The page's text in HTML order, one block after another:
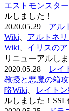
エストモンスタ
ルしました！
2020.05.29 アル
Wiki
アルトネ
Wiki
イリスの
リニューアルしま
2020.05.28
レイ
教授と悪魔の箱
略Wiki
レイト
ルしました！